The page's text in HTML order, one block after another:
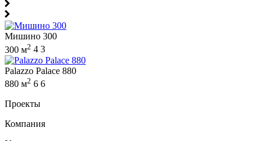
Мишино 300
300 м2 4 3
Palazzo Palace 880
880 м2 6 6
Проекты
Компания